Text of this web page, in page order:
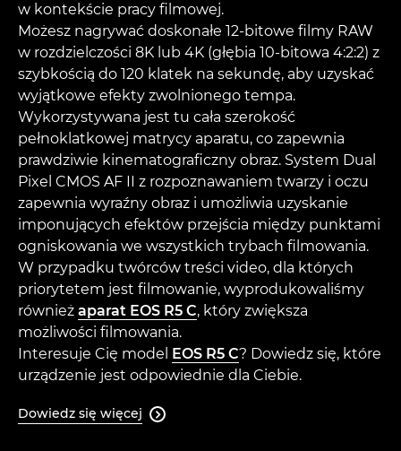
w kontekście pracy filmowej.
Możesz nagrywać doskonałe 12-bitowe filmy RAW
w rozdzielczości 8K lub 4K (głębia 10-bitowa 4:2:2) z
szybkością do 120 klatek na sekundę, aby uzyskać
wyjątkowe efekty zwolnionego tempa.
Wykorzystywana jest tu cała szerokość
pełnoklatkowej matrycy aparatu, co zapewnia
prawdziwie kinematograficzny obraz. System Dual
Pixel CMOS AF II z rozpoznawaniem twarzy i oczu
zapewnia wyraźny obraz i umożliwia uzyskanie
imponujących efektów przejścia między punktami
ogniskowania we wszystkich trybach filmowania.
W przypadku twórców treści video, dla których
priorytetem jest filmowanie, wyprodukowaliśmy
również aparat EOS R5 C, który zwiększa
możliwości filmowania.
Interesuje Cię model EOS R5 C? Dowiedz się, które
urządzenie jest odpowiednie dla Ciebie.
Dowiedz się więcej 